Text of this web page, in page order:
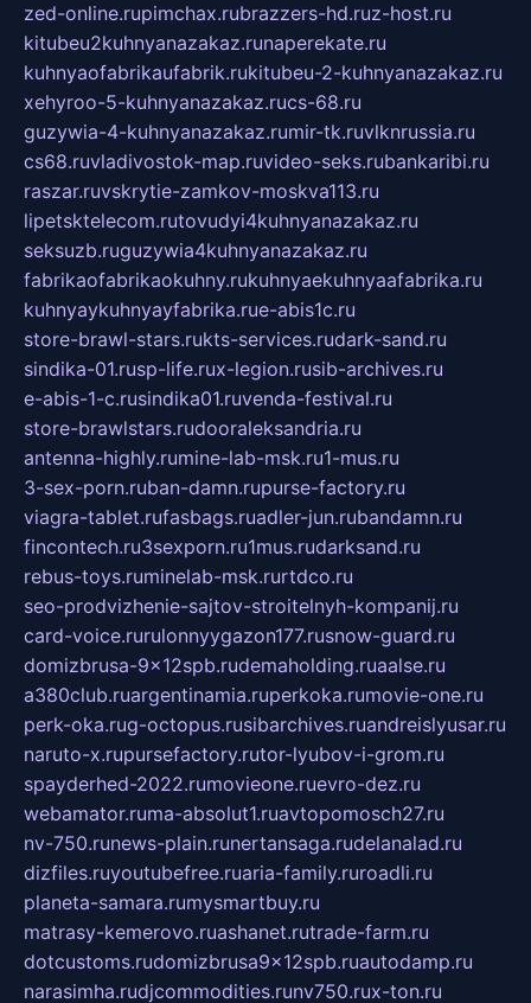
zed-online.rupimchax.rubrazzers-hd.ruz-host.ru
kitubeu2kuhnyanazakaz.runaperekate.ru
kuhnyaofabrikaufabrik.rukitubeu-2-kuhnyanazakaz.ru
xehyroo-5-kuhnyanazakaz.rucs-68.ru
guzywia-4-kuhnyanazakaz.rumir-tk.ruvlknrussia.ru
cs68.ruvladivostok-map.ruvideo-seks.rubankaribi.ru
raszar.ruvskrytie-zamkov-moskva113.ru
lipetsktelecom.rutovudyi4kuhnyanazakaz.ru
seksuzb.ruguzywia4kuhnyanazakaz.ru
fabrikaofabrikaokuhny.rukuhnyaekuhnyaafabrika.ru
kuhnyaykuhnyayfabrika.rue-abis1c.ru
store-brawl-stars.rukts-services.rudark-sand.ru
sindika-01.rusp-life.rux-legion.rusib-archives.ru
e-abis-1-c.rusindika01.ruvenda-festival.ru
store-brawlstars.rudooraleksandria.ru
antenna-highly.rumine-lab-msk.ru1-mus.ru
3-sex-porn.ruban-damn.rupurse-factory.ru
viagra-tablet.rufasbags.ruadler-jun.rubandamn.ru
fincontech.ru3sexporn.ru1mus.rudarksand.ru
rebus-toys.ruminelab-msk.rurtdco.ru
seo-prodvizhenie-sajtov-stroitelnyh-kompanij.ru
card-voice.rurulonnyygazon177.rusnow-guard.ru
domizbrusa-9x12spb.rudemaholding.ruaalse.ru
a380club.ruargentinamia.ruperkoka.rumovie-one.ru
perk-oka.rug-octopus.rusibarchives.ruandreislyusar.ru
naruto-x.rupursefactory.rutor-lyubov-i-grom.ru
spayderhed-2022.rumovieone.ruevro-dez.ru
webamator.ruma-absolut1.ruavtopomosch27.ru
nv-750.runews-plain.runertansaga.rudelanalad.ru
dizfiles.ruyoutubefree.ruaria-family.ruroadli.ru
planeta-samara.rumysmartbuy.ru
matrasy-kemerovo.ruashanet.rutrade-farm.ru
dotcustoms.rudomizbrusa9x12spb.ruautodamp.ru
narasimha.rudjcommodities.runv750.rux-ton.ru